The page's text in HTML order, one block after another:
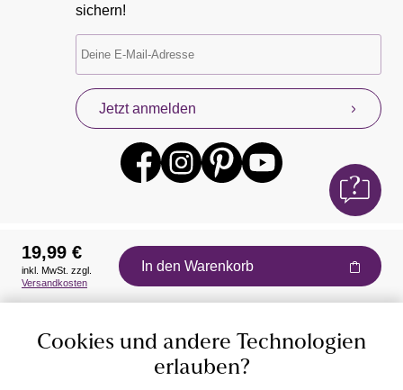
sichern!
Jetzt anmelden
Auszeichnungen
19,99 €
inkl. MwSt. zzgl.
Versandkosten
In den Warenkorb
Cookies und andere Technologien
erlauben?